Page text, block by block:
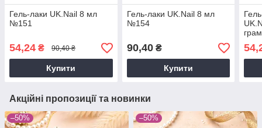
Гель-лаки UK.Nail 8 мл
№151
54,24 ₴ 90,40 ₴
Купити
Гель-лаки UK.Nail 8 мл
№154
90,40₴
Купити
грам
Акційні пропозиції та новинки
–50% –50%